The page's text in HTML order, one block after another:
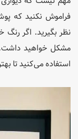
فراموش نکنید که
نظر بگیرید. اگر رنگ
مشکل خواهید
استفاده می‌کنید تا